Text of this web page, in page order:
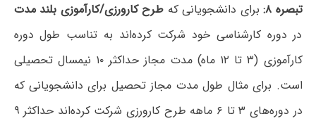
تبصره ۸: برای دانشجویانی که طرح کارورزی/کارآموزی بلند مدت
در دوره کارشناسی خود شرکت کرده‌اند به تناسب طول دوره
کارآموزی (۳ تا ۱۲ ماه) مدت مجاز حداکثر ۱۰ نیمسال تحصیلی
است. برای مثال طول مدت مجاز تحصیل برای دانشجویانی که
در دوره‌های ۳ تا ۶ ماهه طرح کارورزی شرکت کرده‌اند حداکثر ۹